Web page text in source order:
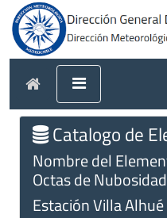
Catalogo de
Nombre del
Octas de
Estación Villa